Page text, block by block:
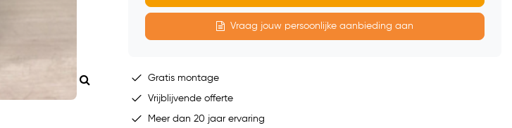
Vraag jouw persoonlijke aanbieding aan
Gratis montage
Vrijblijvende offerte
Meer dan 20 jaar ervaring